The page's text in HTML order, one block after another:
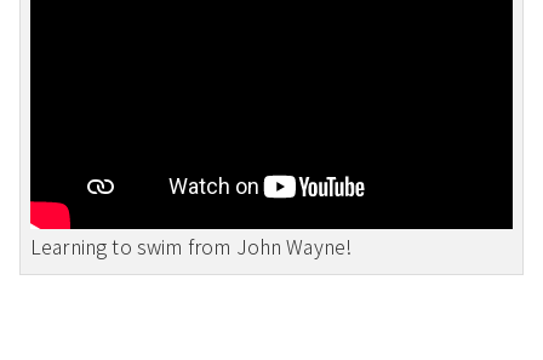
Learning to swim from John Wayne!